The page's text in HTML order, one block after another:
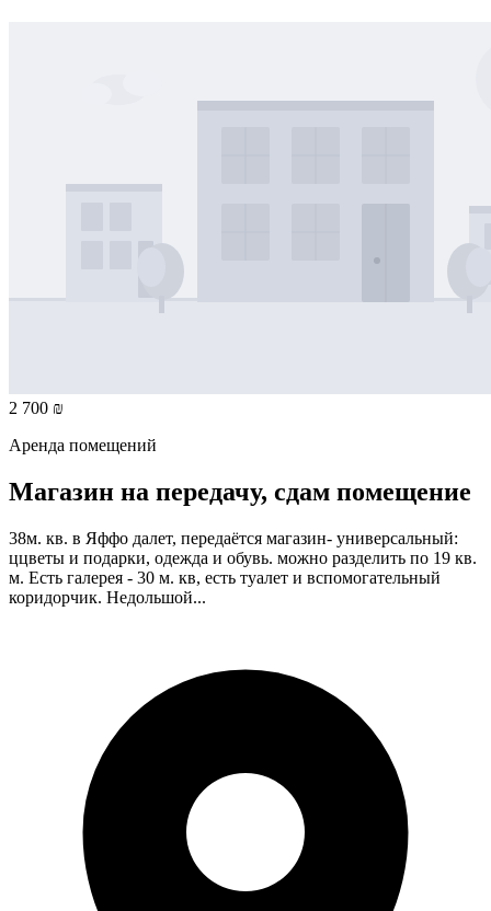
2 700 ₪
Аренда помещений
Магазин на передачу, сдам помещение
38м. кв. в Яффо далет, передаётся магазин- универсальный:
ццветы и подарки, одежда и обувь. можно разделить по 19 кв.
м. Есть галерея - 30 м. кв, есть туалет и вспомогательный
коридорчик. Недольшой...